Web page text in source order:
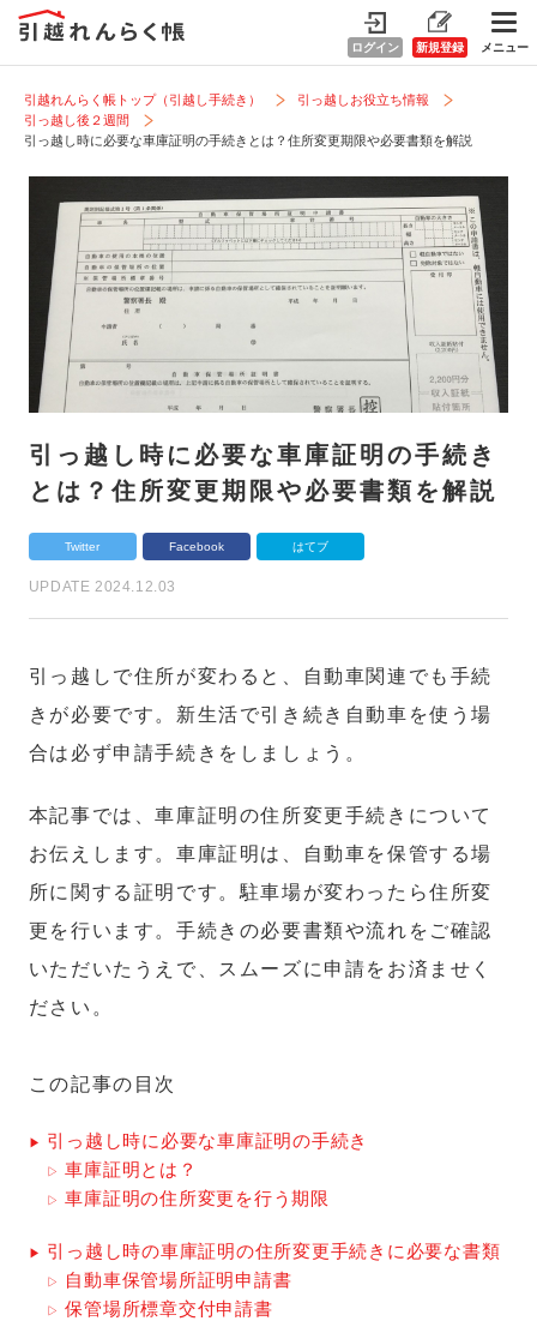
ログイン 新規登録 メニュー
引越れんらく帳トップ（引越し手続き）
引っ越しお役立ち情報
引っ越し後２週間
引っ越し時に必要な車庫証明の手続きとは？住所変更期限や必要書類を解説
引っ越し時に必要な車庫証明の手続き
とは？住所変更期限や必要書類を解説
Twitter Facebook はてブ
UPDATE 2024.12.03
引っ越しで住所が変わると、自動車関連でも手続
きが必要です。新生活で引き続き自動車を使う場
合は必ず申請手続きをしましょう。
本記事では、車庫証明の住所変更手続きについて
お伝えします。車庫証明は、自動車を保管する場
所に関する証明です。駐車場が変わったら住所変
更を行います。手続きの必要書類や流れをご確認
いただいたうえで、スムーズに申請をお済ませく
ださい。
この記事の目次
引っ越し時に必要な車庫証明の手続き
車庫証明とは？
車庫証明の住所変更を行う期限
引っ越し時の車庫証明の住所変更手続きに必要な書類
自動車保管場所証明申請書
保管場所標章交付申請書